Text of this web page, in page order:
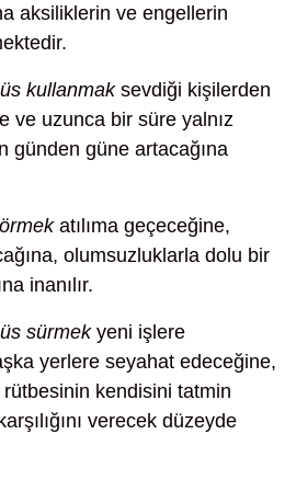
aksiliklerin ve engellerin
kullanmaksevdiği kişilerden
ve uzunca bir süre yalnız
günden güne artacağına
atılıma geçeceğine,
olumsuzluklarla dolu bir
inanılır.
sürmekyeni işlere
yerlere seyahat edeceğine,
kendisini tatmin
verecek düzeyde